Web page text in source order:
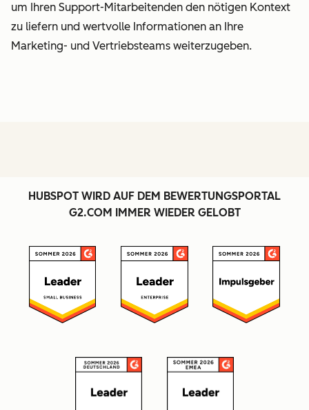
um Ihren Support-Mitarbeitenden den nötigen Kontext
zu liefern und wertvolle Informationen an Ihre
Marketing- und Vertriebsteams weiterzugeben.
HUBSPOT WIRD AUF DEM BEWERTUNGSPORTAL
G2.COM IMMER WIEDER GELOBT